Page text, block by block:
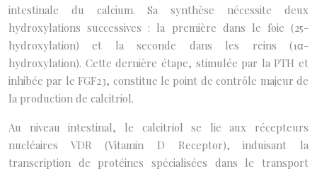
intestinale du calcium. Sa synthèse nécessite deux
hydroxylations successives : la première dans le foie (25-
hydroxylation) et la seconde dans les reins (1α-
hydroxylation). Cette dernière étape, stimulée par la PTH et
inhibée par le FGF23, constitue le point de contrôle majeur de
la production de calcitriol.
Au niveau intestinal, le calcitriol se lie aux récepteurs
nucléaires VDR (Vitamin D Receptor), induisant la
transcription de protéines spécialisées dans le transport